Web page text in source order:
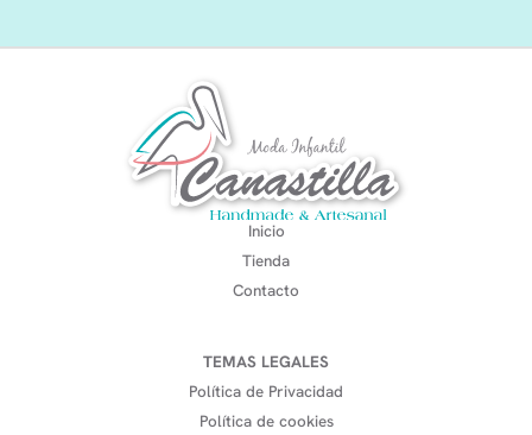
Inicio
Tienda
Contacto
TEMAS LEGALES
Política de Privacidad
Política de cookies